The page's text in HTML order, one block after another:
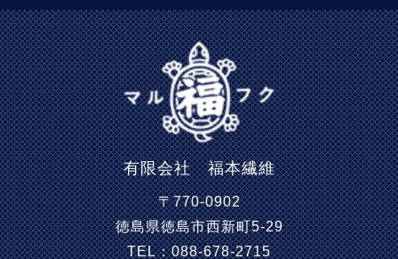
有限会社 福本繊維
〒770-0902
徳島県徳島市西新町5-29
TEL：088-678-2715